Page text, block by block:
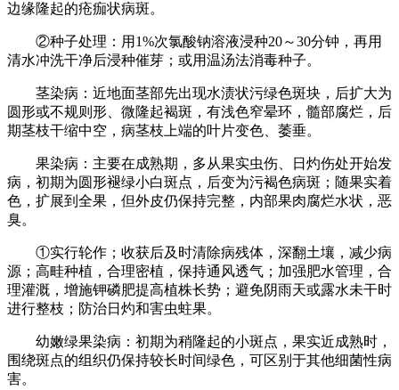
边缘隆起的疮痂状病斑。
②种子处理：用1%次氯酸钠溶液浸种20～30分钟，再用
清水冲洗干净后浸种催芽；或用温汤法消毒种子。
茎染病：近地面茎部先出现水渍状污绿色斑块，后扩大为
圆形或不规则形、微隆起褐斑，有浅色窄晕环，髓部腐烂，后
期茎枝干缩中空，病茎枝上端的叶片变色、萎垂。
果染病：主要在成熟期，多从果实虫伤、日灼伤处开始发
病，初期为圆形褪绿小白斑点，后变为污褐色病斑；随果实着
色，扩展到全果，但外皮仍保持完整，内部果肉腐烂水状，恶
臭。
①实行轮作；收获后及时清除病残体，深翻土壤，减少病
源；高畦种植，合理密植，保持通风透气；加强肥水管理，合
理灌溉，增施钾磷肥提高植株长势；避免阴雨天或露水未干时
进行整枝；防治日灼和害虫蛀果。
幼嫩绿果染病：初期为稍隆起的小斑点，果实近成熟时，
围绕斑点的组织仍保持较长时间绿色，可区别于其他细菌性病
害。